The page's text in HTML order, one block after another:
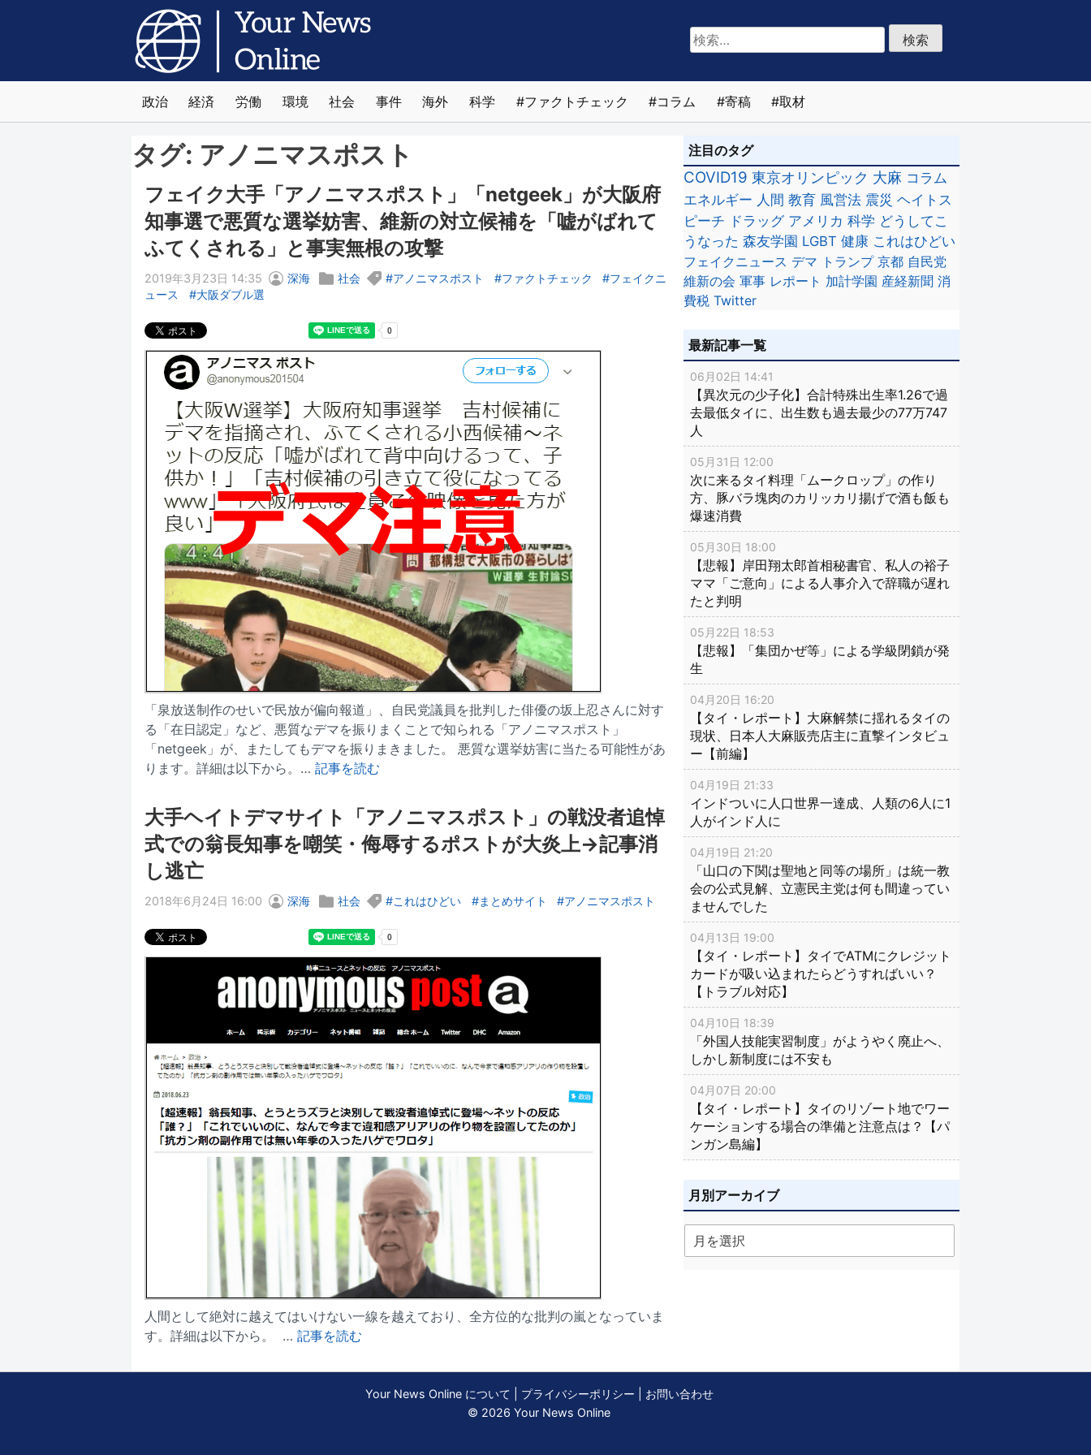
検
索:
政治 経済 労働 環境 社会 事件 海外 科学 ファクトチェック コラム 寄稿 取材
タグ: アノニマスポスト
フェイク大手「アノニマスポスト」「netgeek」が大阪府
知事選で悪質な選挙妨害、維新の対立候補を「嘘がばれて
ふてくされる」と事実無根の攻撃
2019年3月23日 14:35 深海 社会 アノニマスポスト ファクトチェック
フェイクニ
ュース
大阪ダブル選
「泉放送制作のせいで民放が偏向報道」、自民党議員を批判した俳優の坂上忍さんに対す
る「在日認定」など、悪質なデマを振りまくことで知られる「アノニマスポスト」
「netgeek」が、またしてもデマを振りまきました。 悪質な選挙妨害に当たる可能性があ
ります。詳細は以下から。… 記事を読む
大手ヘイトデマサイト「アノニマスポスト」の戦没者追悼
式での翁長知事を嘲笑・侮辱するポストが大炎上→記事消
し逃亡
2018年6月24日 16:00 深海 社会 これはひどい まとめサイト アノニマスポスト
人間として絶対に越えてはいけない一線を越えており、全方位的な批判の嵐となっていま
す。詳細は以下から。 … 記事を読む
注目のタグ
COVID19 東京オリンピック 大麻 コラム
エネルギー 人間 教育 風営法 震災 ヘイトス
ピーチ ドラッグ アメリカ 科学 どうしてこ
うなった 森友学園 LGBT 健康 これはひどい
フェイクニュース デマ トランプ 京都 自民党
維新の会 軍事 レポート 加計学園 産経新聞 消
費税 Twitter
最新記事一覧
06月02日 14:41
【異次元の少子化】合計特殊出生率1.26で過
去最低タイに、出生数も過去最少の77万747
人
05月31日 12:00
次に来るタイ料理「ムークロップ」の作り
方、豚バラ塊肉のカリッカリ揚げで酒も飯も
爆速消費
05月30日 18:00
【悲報】岸田翔太郎首相秘書官、私人の裕子
ママ「ご意向」による人事介入で辞職が遅れ
たと判明
05月22日 18:53
【悲報】「集団かぜ等」による学級閉鎖が発
生
04月20日 16:20
【タイ・レポート】大麻解禁に揺れるタイの
現状、日本人大麻販売店主に直撃インタビュ
ー【前編】
04月19日 21:33
インドついに人口世界一達成、人類の6人に1
人がインド人に
04月19日 21:20
「山口の下関は聖地と同等の場所」は統一教
会の公式見解、立憲民主党は何も間違ってい
ませんでした
04月13日 19:00
【タイ・レポート】タイでATMにクレジット
カードが吸い込まれたらどうすればいい？
【トラブル対応】
04月10日 18:39
「外国人技能実習制度」がようやく廃止へ、
しかし新制度には不安も
04月07日 20:00
【タイ・レポート】タイのリゾート地でワー
ケーションする場合の準備と注意点は？【パ
ンガン島編】
月別アーカイブ
Your News Online について プライバシーポリシー
お問い合わせ
© 2026 Your News Online